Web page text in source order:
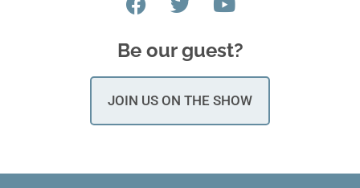
Be our guest?
JOIN US ON THE SHOW